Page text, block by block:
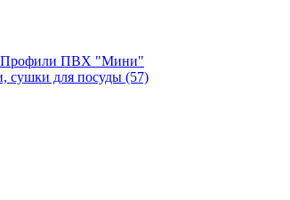
Профили ПВХ "Мини"
сушки для посуды (57)